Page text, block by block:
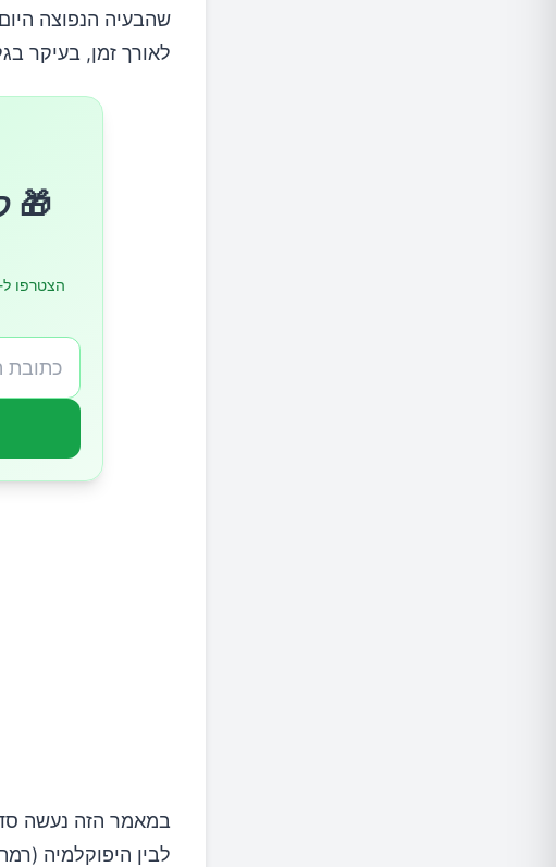
כמה אשלגן
למה רוב
מזונות
איך להעלות
תחליפי מלח:
מתי צריך
שורה תחתונה
שהבעיה הנפוצה
לאורך זמן, בעיקר
במאמר הזה נעשה
לבין היפוקלמיה